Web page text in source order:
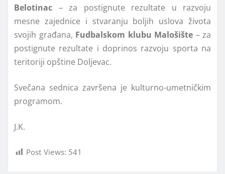
Belotinac – za postignute rezultate u razvoju
mesne zajednice i stvaranju boljih uslova života
svojih građana, Fudbalskom klubu Malošište – za
postignute rezultate i doprinos razvoju sporta na
teritoriji opštine Doljevac.
Svečana sednica završena je kulturno-umetničkim
programom.
J.K.
Post Views: 541